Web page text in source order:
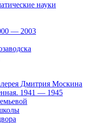
науки
— 2003
Дмитрия Москина
1941 — 1945